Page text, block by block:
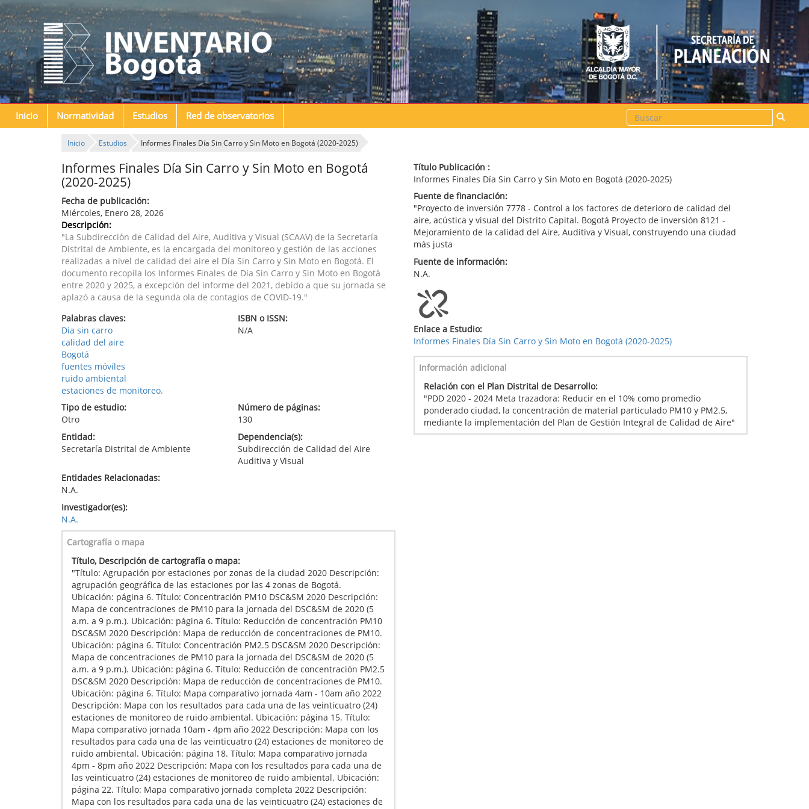
Inicio Normatividad Estudios Red de observatorios
Buscar
Inicio Estudios Informes Finales Día Sin Carro y Sin Moto en Bogotá (2020-2025)
Informes Finales Día Sin Carro y Sin Moto en Bogotá
(2020-2025)
Fecha de publicación:
Miércoles, Enero 28, 2026
Descripción:
"La Subdirección de Calidad del Aire, Auditiva y Visual (SCAAV) de la Secretaría
Distrital de Ambiente, es la encargada del monitoreo y gestión de las acciones
realizadas a nivel de calidad del aire el Día Sin Carro y Sin Moto en Bogotá. El
documento recopila los Informes Finales de Día Sin Carro y Sin Moto en Bogotá
entre 2020 y 2025, a excepción del informe del 2021, debido a que su jornada se
aplazó a causa de la segunda ola de contagios de COVID-19."
Palabras claves:
Dia sin carro
calidad del aire
Bogotá
fuentes móviles
ruido ambiental
estaciones de monitoreo.
ISBN o ISSN:
N/A
Tipo de estudio:
Otro
Número de páginas:
130
Entidad:
Secretaría Distrital de Ambiente
Dependencia(s):
Subdirección de Calidad del Aire
Auditiva y Visual
Entidades Relacionadas:
N.A.
Investigador(es):
N.A.
Cartografía o mapa
Título, Descripción de cartografía o mapa:
"Título: Agrupación por estaciones por zonas de la ciudad 2020 Descripción:
agrupación geográfica de las estaciones por las 4 zonas de Bogotá.
Ubicación: página 6. Título: Concentración PM10 DSC&SM 2020 Descripción:
Mapa de concentraciones de PM10 para la jornada del DSC&SM de 2020 (5
a.m. a 9 p.m.). Ubicación: página 6. Título: Reducción de concentración PM10
DSC&SM 2020 Descripción: Mapa de reducción de concentraciones de PM10.
Ubicación: página 6. Título: Concentración PM2.5 DSC&SM 2020 Descripción:
Mapa de concentraciones de PM10 para la jornada del DSC&SM de 2020 (5
a.m. a 9 p.m.). Ubicación: página 6. Título: Reducción de concentración PM2.5
DSC&SM 2020 Descripción: Mapa de reducción de concentraciones de PM10.
Ubicación: página 6. Título: Mapa comparativo jornada 4am - 10am año 2022
Descripción: Mapa con los resultados para cada una de las veinticuatro (24)
estaciones de monitoreo de ruido ambiental. Ubicación: página 15. Título:
Mapa comparativo jornada 10am - 4pm año 2022 Descripción: Mapa con los
resultados para cada una de las veinticuatro (24) estaciones de monitoreo de
ruido ambiental. Ubicación: página 18. Título: Mapa comparativo jornada
4pm - 8pm año 2022 Descripción: Mapa con los resultados para cada una de
las veinticuatro (24) estaciones de monitoreo de ruido ambiental. Ubicación:
página 22. Título: Mapa comparativo jornada completa 2022 Descripción:
Mapa con los resultados para cada una de las veinticuatro (24) estaciones de
Título Publicación :
Informes Finales Día Sin Carro y Sin Moto en Bogotá (2020-2025)
Fuente de financiación:
"Proyecto de inversión 7778 - Control a los factores de deterioro de calidad del
aire, acústica y visual del Distrito Capital. Bogotá Proyecto de inversión 8121 -
Mejoramiento de la calidad del Aire, Auditiva y Visual, construyendo una ciudad
más justa
Fuente de información:
N.A.
Enlace a Estudio:
Informes Finales Día Sin Carro y Sin Moto en Bogotá (2020-2025)
Información adicional
Relación con el Plan Distrital de Desarrollo:
"PDD 2020 - 2024 Meta trazadora: Reducir en el 10% como promedio
ponderado ciudad, la concentración de material particulado PM10 y PM2.5,
mediante la implementación del Plan de Gestión Integral de Calidad de Aire"